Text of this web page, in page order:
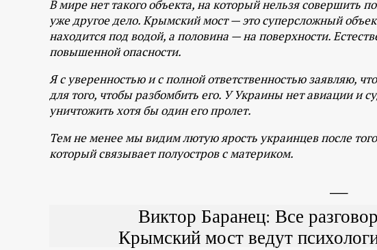
В мире нет такого объекта, на который нельзя совершить
уже другое дело. Крымский мост — это суперсложный
находится под водой, а половина — на поверхности.
повышенной опасности.
Я с уверенностью и с полной ответственностью заявляю,
для того, чтобы разбомбить его. У Украины нет авиации и
уничтожить хотя бы один его пролет.
Тем не менее мы видим лютую ярость украинцев после
который связывает полуостров с материком.
Виктор Баранец: Все
Крымский мост ведут